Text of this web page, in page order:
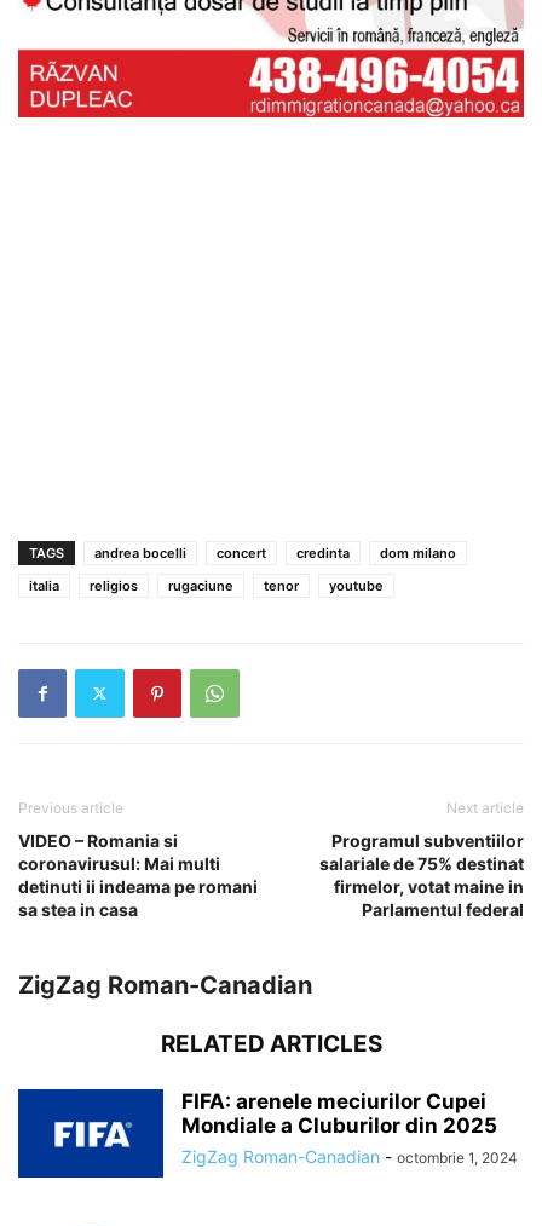
TAGS andrea bocelli concert credinta
dom milano
italia
religios rugaciune tenor youtube
Previous article
VIDEO – Romania si
coronavirusul: Mai multi
detinuti ii indeama pe romani
sa stea in casa
Next article
Programul subventiilor
salariale de 75% destinat
firmelor, votat maine in
Parlamentul federal
ZigZag Roman-Canadian
RELATED ARTICLES
FIFA: arenele meciurilor Cupei
Mondiale a Cluburilor din 2025
ZigZag Roman-Canadian - octombrie 1, 2024